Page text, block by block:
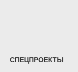
СПЕЦПРОЕКТЫ